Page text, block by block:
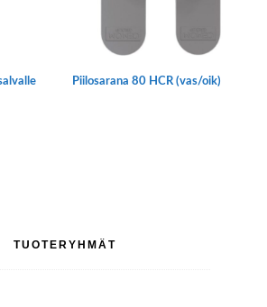
Piilosarana 80 HCR (vas/oik)
TUOTERYHMÄT